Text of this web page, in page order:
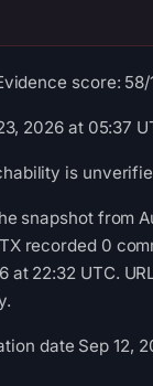
score:
2026 at 05:37
is
snapshot from
recorded 0
22:32 UTC.
date Sep 12,